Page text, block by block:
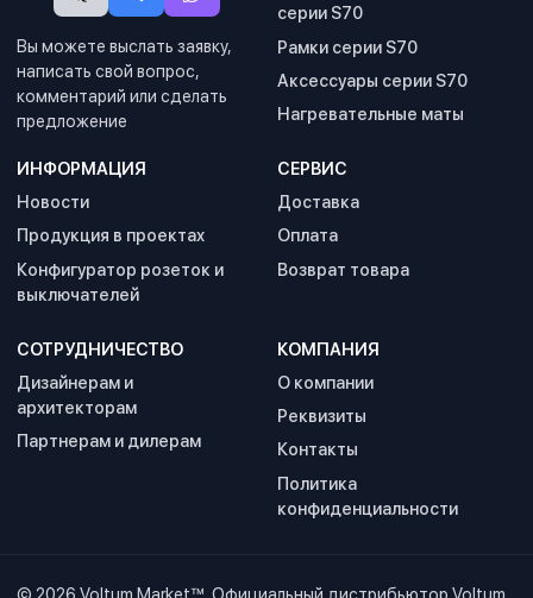
Вы можете выслать заявку,
написать свой вопрос,
комментарий или сделать
предложение
серии S70
Рамки серии S70
Аксессуары серии S70
Нагревательные маты
ИНФОРМАЦИЯ
Новости
Продукция в проектах
Конфигуратор розеток и
выключателей
СЕРВИС
Доставка
Оплата
Возврат товара
СОТРУДНИЧЕСТВО
Дизайнерам и
архитекторам
Партнерам и дилерам
КОМПАНИЯ
О компании
Реквизиты
Контакты
Политика
конфиденциальности
© 2026Voltum Market™ . Официальный дистрибьютор Voltum